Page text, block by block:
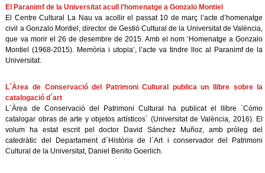
El Paranimf de la Universitat acull l’homenatge a Gonzalo Montiel
El Centre Cultural La Nau va acollir el passat 10 de març l’acte d’homenatge
civil a Gonzalo Montiel, director de Gestió Cultural de la Universitat de València,
que va morir el 26 de desembre de 2015. Amb el nom ‘Homenatge a Gonzalo
Montiel (1968-2015). Memòria i utopia’, l’acte va tindre lloc al Paranimf de la
Universitat.
L´Àrea de Conservació del Patrimoni Cultural publica un llibre sobre la
catalogació d´art
L´Àrea de Conservació del Patrimoni Cultural ha publicat el llibre ´Cómo
catalogar obras de arte y objetos artísticos´ (Universitat de València, 2016). El
volum ha estat escrit pel doctor David Sánchez Muñoz, amb pròleg del
catedràtic del Departament d´Història de l´Art i conservador del Patrimoni
Cultural de la Universitat, Daniel Benito Goerlich.